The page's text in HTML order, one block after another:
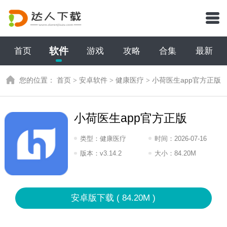
首页 软件 游戏 攻略 合集 最新
您的位置：首页 >安卓软件 >健康医疗 >小荷医生app官方正版
小荷医生app官方正版
类型：健康医疗 时间： 2026-07-16
09:2026
版本：v3.14.2 大小： 84.20M
安卓版下载 ( 84.20M )